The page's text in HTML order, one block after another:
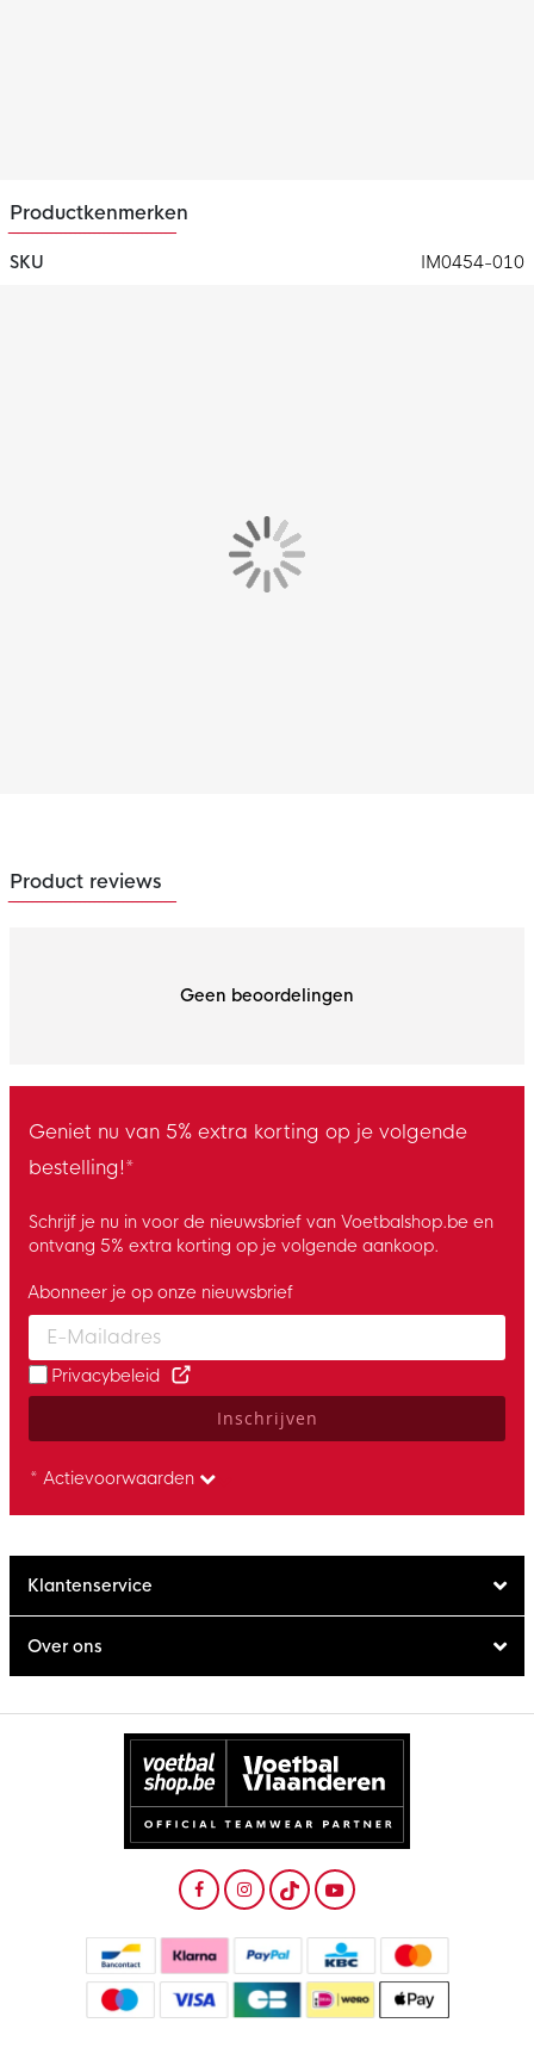
Productkenmerken
SKU IM0454-010
Product reviews
Geen beoordelingen
Geniet nu van 5% extra korting op je volgende
bestelling!*
Schrijf je nu in voor de nieuwsbrief van Voetbalshop.be en
ontvang 5% extra korting op je volgende aankoop.
Enter your email and accept the privacy policy to subscribe to
Abonneer je op onze nieuwsbrief
Privacybeleid
Inschrijven
* Actievoorwaarden
Klantenservice
Over ons